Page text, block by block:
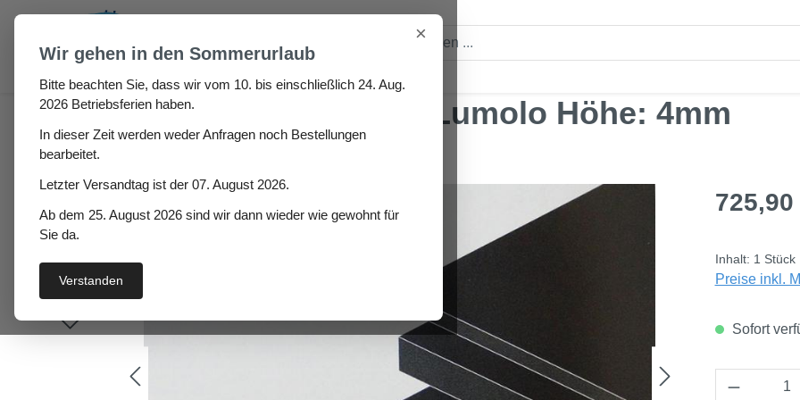
Hauptinhalt springen
Zur Suche springen
Gummiplatte CR/SBR 50° Lumolo Höhe: 4mm
Bildergalerie überspringen Regulärer
725,90
Inhalt: 1 Stück
Preise inkl.
Sofort
×
Wir gehen in den Sommerurlaub
Bitte beachten Sie, dass wir vom 10. bis einschließlich 24. Aug.
2026 Betriebsferien haben.
In dieser Zeit werden weder Anfragen noch Bestellungen
bearbeitet.
Letzter Versandtag ist der 07. August 2026.
Ab dem 25. August 2026 sind wir dann wieder wie gewohnt für
Sie da.
Verstanden